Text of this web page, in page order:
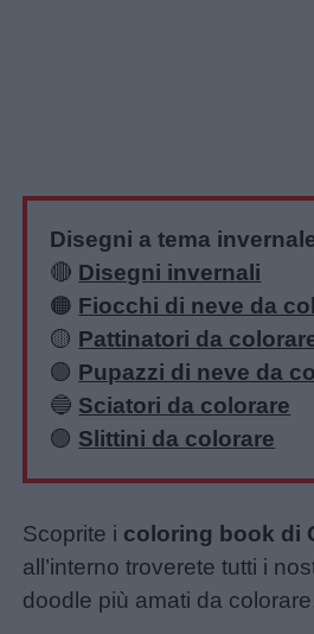
Disegni a tema
🔴 Disegni invernali
🟠 Fiocchi di neve da
🟡 Pattinatori da
🟢 Pupazzi di neve da
🔵 Sciatori da colorare
🟣 Slittini da colorare
Scoprite i coloring book di
all’interno troverete tutti i
doodle più amati da